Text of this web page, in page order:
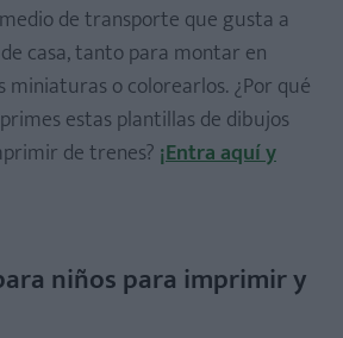
de transporte que gusta a
casa, tanto para montar en
miniaturas o colorearlos. ¿Por qué
estas plantillas de dibujos
de trenes? ¡Entra aquí y
niños para imprimir y